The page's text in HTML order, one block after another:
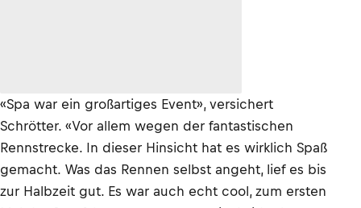
«Spa war ein großartiges Event», versichert
Schrötter. «Vor allem wegen der fantastischen
Rennstrecke. In dieser Hinsicht hat es wirklich Spaß
gemacht. Was das Rennen selbst angeht, lief es bis
zur Halbzeit gut. Es war auch echt cool, zum ersten